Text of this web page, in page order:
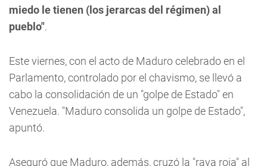
miedo le tienen (los jerarcas del régimen) al
pueblo".
Este viernes, con el acto de Maduro celebrado en el
Parlamento, controlado por el chavismo, se llevó a
cabo la consolidación de un "golpe de Estado" en
Venezuela. "Maduro consolida un golpe de Estado",
apuntó.
Aseguró que Maduro, además, cruzó la "raya roja" al